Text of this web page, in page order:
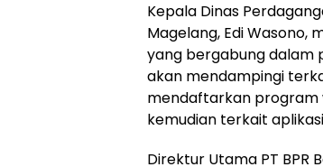
Kepala Dinas
Magelang, Edi Wasono,
yang bergabung dalam
akan mendampingi
mendaftarkan program
kemudian terkait
Direktur Utama PT BPR